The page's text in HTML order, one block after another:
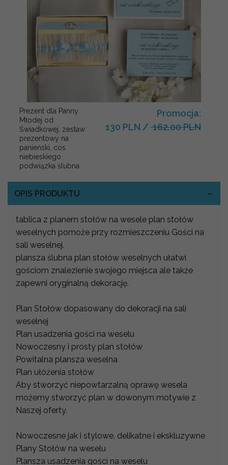
Prezent dla Panny
Młodej od
Świadkowej, zestaw
prezentowy na
panieński, cos
niebieskiego
podwiązka ślubna
Promocja:
130 PLN / 162.00 PLN
OPIS PRODUKTU
tablica z planem stołów na wesele plan stołów
weselnych pomoże przy rozmieszczeniu Gości na
sali weselnej.
plansza ślubna plan stołów weselnych ułatwi
gościom znalezienie swojego miejsca ale także
zapewni oryginalną dekorację.
Plan Stołów dopasowany do dekoracji na sali
weselnej
Plan usadzenia gości na weselu
Nowoczesny i prosty plan stołów
Powitalna plansza weselna
Plan ułóżenia stołów
Aby stworzyć niepowtarzalną oprawę wesela
możemy stworzyć plan w dowonym motywie z
Naszej oferty.
Nowoczesne jak i stylowe, delikatne i ekskluzywne
Plany Stołów na weselu
Plansza usadzenia gości na weselu